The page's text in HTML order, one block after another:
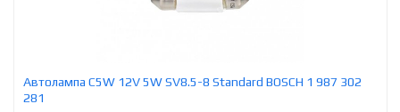
Автолампа C5W 12V 5W SV8.5-8 Standard BOSCH 1 987 302
281